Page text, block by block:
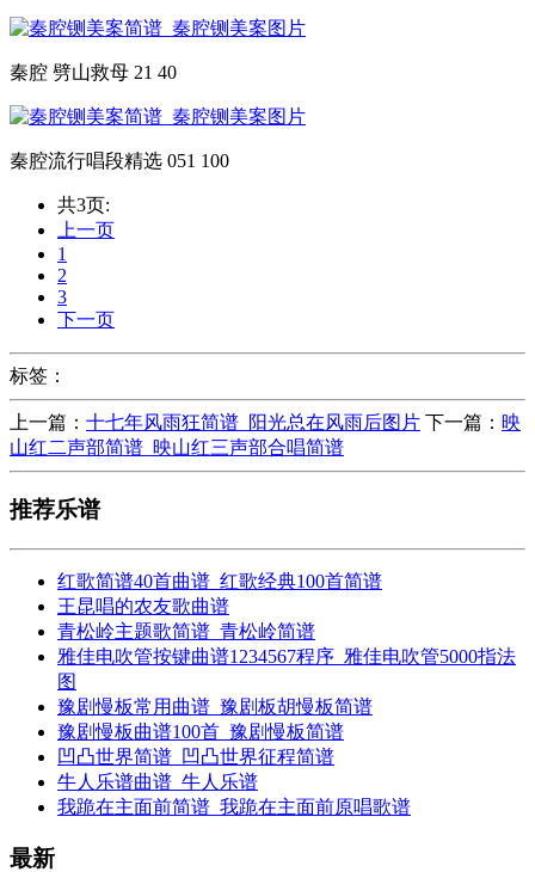
秦腔 劈山救母 21 40
秦腔流行唱段精选 051 100
共3页:
上一页
1
2
3
下一页
标签：
上一篇： 十七年风雨狂简谱_阳光总在风雨后图片 下一篇： 映
山红二声部简谱_映山红三声部合唱简谱
推荐乐谱
红歌简谱40首曲谱_红歌经典100首简谱
王昆唱的农友歌曲谱
青松岭主题歌简谱_青松岭简谱
雅佳电吹管按键曲谱1234567程序_雅佳电吹管5000指法
图
豫剧慢板常用曲谱_豫剧板胡慢板简谱
豫剧慢板曲谱100首_豫剧慢板简谱
凹凸世界简谱_凹凸世界征程简谱
牛人乐谱曲谱_牛人乐谱
我跪在主面前简谱_我跪在主面前原唱歌谱
最新